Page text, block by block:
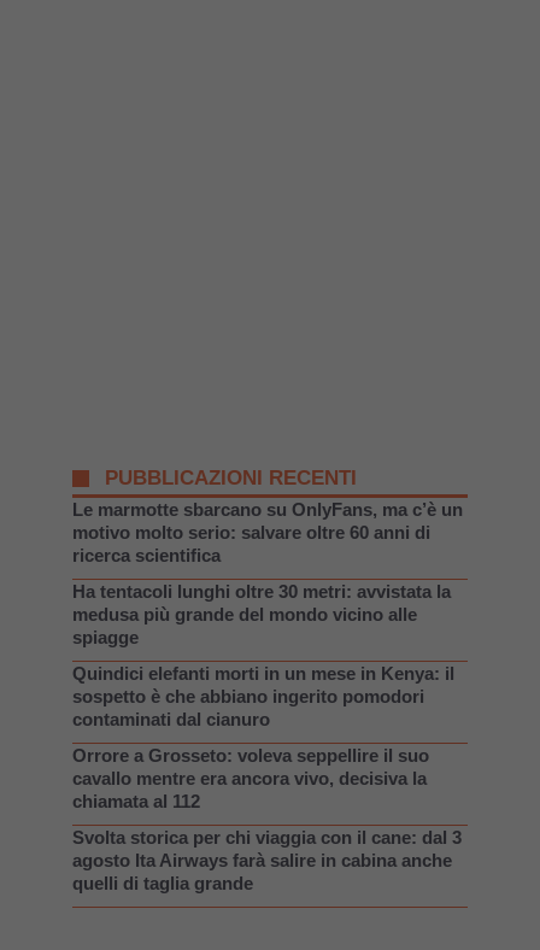
PUBBLICAZIONI RECENTI
Le marmotte sbarcano su OnlyFans, ma c’è un
motivo molto serio: salvare oltre 60 anni di
ricerca scientifica
Ha tentacoli lunghi oltre 30 metri: avvistata la
medusa più grande del mondo vicino alle
spiagge
Quindici elefanti morti in un mese in Kenya: il
sospetto è che abbiano ingerito pomodori
contaminati dal cianuro
Orrore a Grosseto: voleva seppellire il suo
cavallo mentre era ancora vivo, decisiva la
chiamata al 112
Svolta storica per chi viaggia con il cane: dal 3
agosto Ita Airways farà salire in cabina anche
quelli di taglia grande